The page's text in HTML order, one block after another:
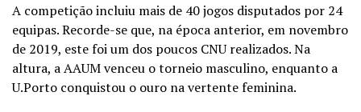
A competição incluiu mais de 40 jogos disputados por 24
equipas. Recorde-se que, na época anterior, em novembro
de 2019, este foi um dos poucos CNU realizados. Na
altura, a AAUM venceu o torneio masculino, enquanto a
U.Porto conquistou o ouro na vertente feminina.